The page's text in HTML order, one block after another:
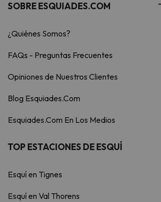
SOBRE ESQUIADES.COM
¿Quiénes Somos?
FAQs - Preguntas Frecuentes
Opiniones de Nuestros Clientes
Blog Esquiades.Com
Esquiades.Com En Los Medios
TOP ESTACIONES DE ESQUÍ
Esquí en Tignes
Esquí en Val Thorens